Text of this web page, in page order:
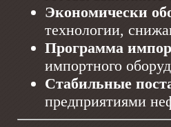
Экономически
технологии,
Программа
импортного
Стабильные
предприятиями